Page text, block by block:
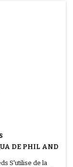
DE PHIL AND
S'utilise de la